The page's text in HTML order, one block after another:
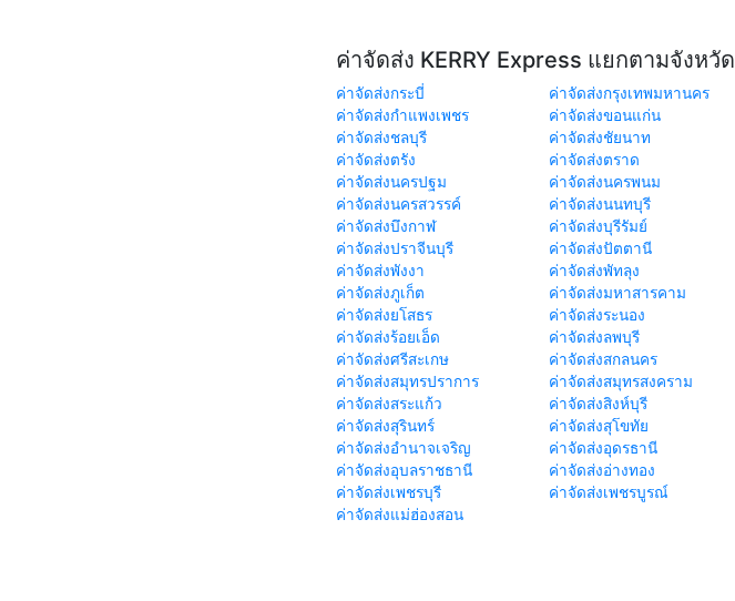
ค่าจัดส่ง KERRY Express แยกตามจังหวัด
ค่าจัดส่งกระบี่ ค่าจัดส่งกรุงเทพมหานคร
ค่าจัดส่งกำแพงเพชร
ค่าจัดส่งขอนแก่น
ค่าจัดส่งชลบุรี
ค่าจัดส่งชัยนาท
ค่าจัดส่งตรัง
ค่าจัดส่งตราด
ค่าจัดส่งนครปฐม
ค่าจัดส่งนครพนม
ค่าจัดส่งนครสวรรค์
ค่าจัดส่งนนทบุรี
ค่าจัดส่งบึงกาฬ
ค่าจัดส่งบุรีรัมย์
ค่าจัดส่งปราจีนบุรี
ค่าจัดส่งปัตตานี
ค่าจัดส่งพังงา
ค่าจัดส่งพัทลุง
ค่าจัดส่งภูเก็ต
ค่าจัดส่งมหาสารคาม
ค่าจัดส่งยโสธร
ค่าจัดส่งระนอง
ค่าจัดส่งร้อยเอ็ด
ค่าจัดส่งลพบุรี
ค่าจัดส่งศรีสะเกษ
ค่าจัดส่งสกลนคร
ค่าจัดส่งสมุทรปราการ
ค่าจัดส่งสมุทรสงคราม
ค่าจัดส่งสระแก้ว
ค่าจัดส่งสิงห์บุรี
ค่าจัดส่งสุรินทร์
ค่าจัดส่งสุโขทัย
ค่าจัดส่งอำนาจเจริญ
ค่าจัดส่งอุดรธานี
ค่าจัดส่งอุบลราชธานี
ค่าจัดส่งอ่างทอง
ค่าจัดส่งเพชรบุรี
ค่าจัดส่งเพชรบูรณ์
ค่าจัดส่งแม่ฮ่องสอน